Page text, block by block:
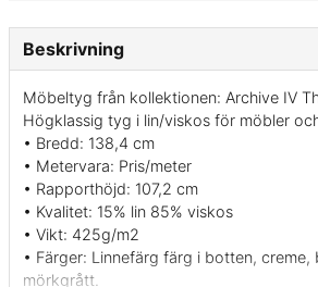
Beskrivning
Möbeltyg från kollektionen: Archive IV
Högklassig tyg i lin/viskos för möbler
• Bredd: 138,4 cm
• Metervara: Pris/meter
• Rapporthöjd: 107,2 cm
• Kvalitet: 15% lin 85% viskos
• Vikt: 425g/m2
• Färger: Linnefärg färg i botten, creme,
mörkgrått.